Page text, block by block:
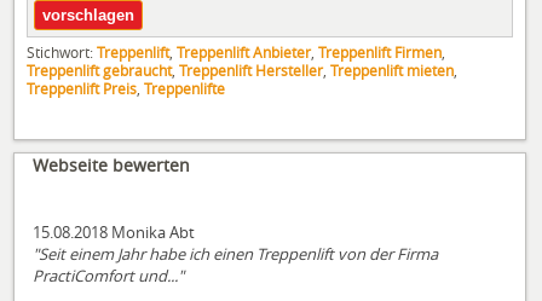
Stichwort:Treppenlift,Treppenlift Anbieter,Treppenlift Firmen
Treppenlift gebraucht,Treppenlift Hersteller,Treppenlift mieten
Treppenlift Preis ,Treppenlifte
Webseite bewerten
15.08.2018 Monika Abt
"Seit einem Jahr habe ich einen Treppenlift von der Firma
PractiComfort und..."